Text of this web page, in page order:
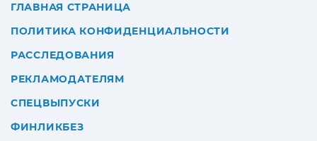
ГЛАВНАЯ СТРАНИЦА
ПОЛИТИКА КОНФИДЕНЦИАЛЬНОСТИ
РАССЛЕДОВАНИЯ
РЕКЛАМОДАТЕЛЯМ
СПЕЦВЫПУСКИ
ФИНЛИКБЕЗ